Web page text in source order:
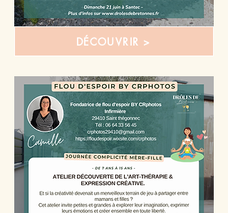
DÉCOUVRIR >